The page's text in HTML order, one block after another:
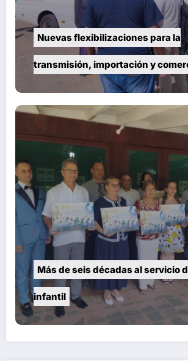
Nuevas flexibilizaciones para la
transmisión, importación y
de vehículos en Cuba
Más de seis décadas al servicio
infantil